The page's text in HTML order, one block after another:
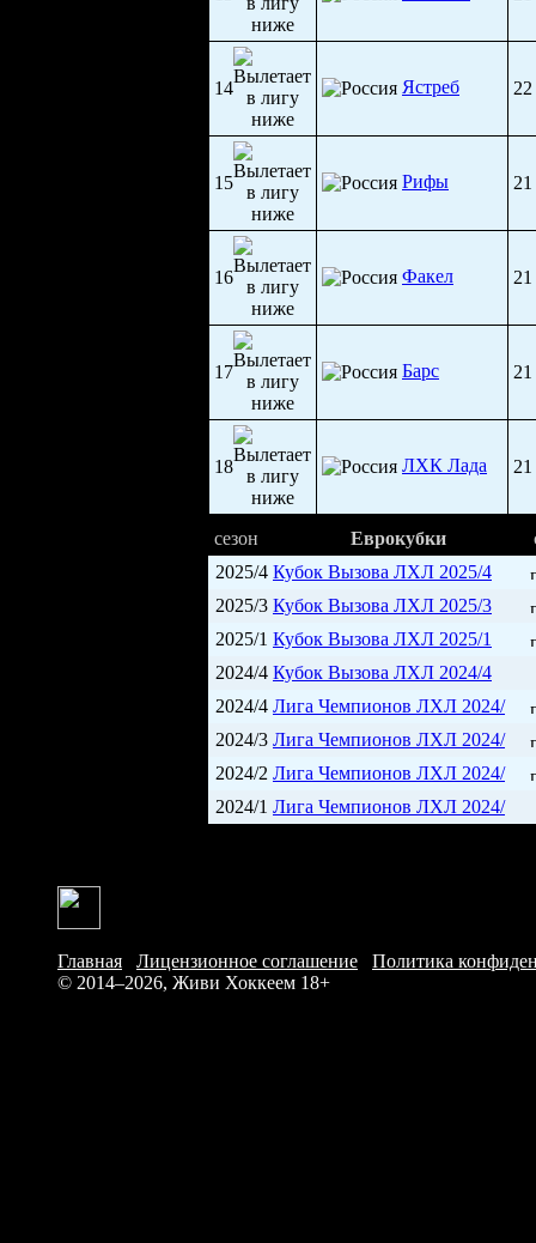
14 Ястреб 22
15 Рифы 21
16 Факел 21
17 Барс 21
18 ЛХК Лада 21
сезон Еврокубки
2025/4 Кубок Вызова ЛХЛ 2025/4
2025/3 Кубок Вызова ЛХЛ 2025/3
2025/1 Кубок Вызова ЛХЛ 2025/1
2024/4 Кубок Вызова ЛХЛ 2024/4
2024/4 Лига Чемпионов ЛХЛ 2024/
2024/3 Лига Чемпионов ЛХЛ 2024/
2024/2 Лига Чемпионов ЛХЛ 2024/
2024/1 Лига Чемпионов ЛХЛ 2024/
Главная Лицензионное соглашение
Политика
© 2014–2026, Живи Хоккеем 18+